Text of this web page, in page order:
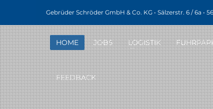
Gebrüder Schröder GmbH & Co. KG • Sälzerstr. 6 / 6a •
HOME JOBS LOGISTIK
FEEDBACK